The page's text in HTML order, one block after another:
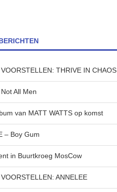
THRIVE IN CHAOS
All Men
van MATT WATTS op komst
– Boy Gum
in Buurtkroeg MosCow
ANNELEE